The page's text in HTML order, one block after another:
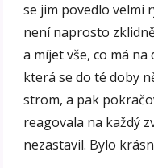
se jim povedlo velmi
není naprosto
a míjet vše, co má na
která se do té doby
strom, a pak
reagovala na každý
nezastavil. Bylo